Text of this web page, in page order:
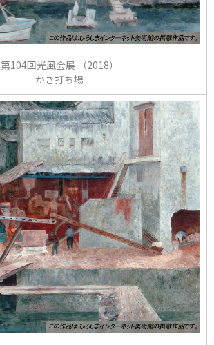
第104回光風会展 （2018）
かき打ち場